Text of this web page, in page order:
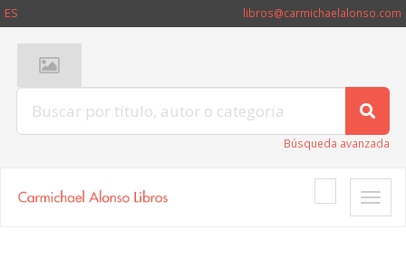
ES libros@carmichaelalonso.com
Búsqueda avanzada
Toggle